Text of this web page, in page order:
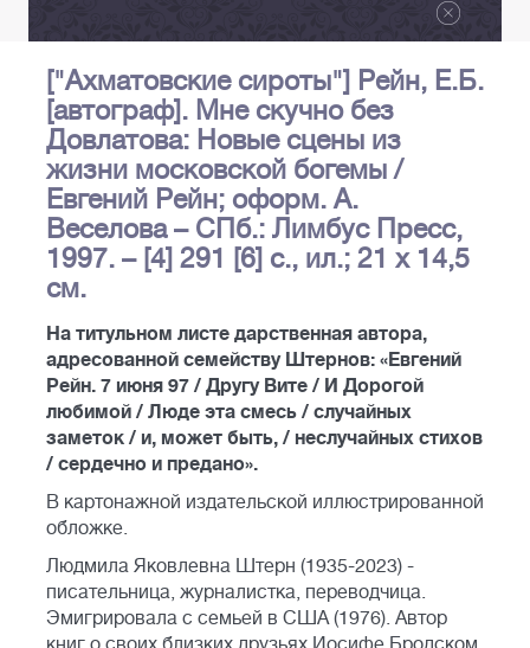
["Ахматовские сироты"] Рейн, Е.Б.
[автограф]. Мне скучно без
Довлатова: Новые сцены из
жизни московской богемы /
Евгений Рейн; оформ. А.
Веселова – СПб.: Лимбус Пресс,
1997. – [4] 291 [6] с., ил.; 21 х 14,5
см.
На титульном листе дарственная автора,
адресованной семейству Штернов: «Евгений
Рейн. 7 июня 97 / Другу Вите / И Дорогой
любимой / Люде эта смесь / случайных
заметок / и, может быть, / неслучайных стихов
/ сердечно и предано».
В картонажной издательской иллюстрированной
обложке.
Людмила Яковлевна Штерн (1935-2023) -
писательница, журналистка, переводчица.
Эмигрировала с семьей в США (1976). Автор